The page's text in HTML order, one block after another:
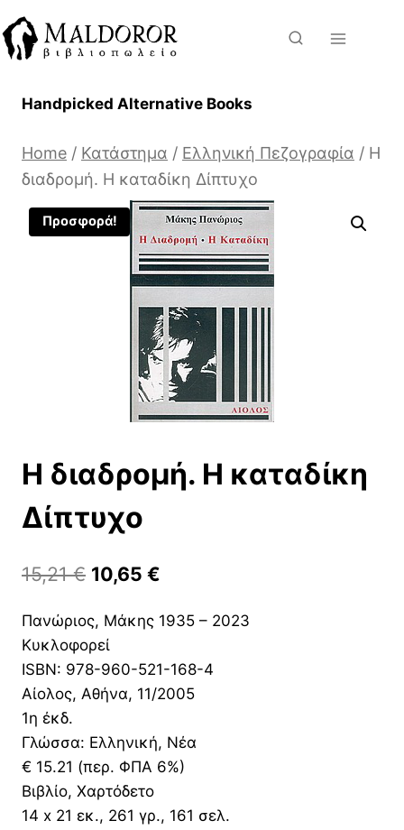
to
content
Handpicked Alternative Books
Home / Κατάστημα / Ελληνική Πεζογραφία / Η
διαδρομή. Η καταδίκη Δίπτυχο
Προσφορά!
Η διαδρομή. Η καταδίκη
Δίπτυχο
15,21€ Original
was:
15,21 €.
10,65 €
τιμή
είναι:
10,65 €.
Πανώριος, Μάκης 1935 – 2023
Κυκλοφορεί
ISBN: 978-960-521-168-4
Αίολος, Αθήνα, 11/2005
1η έκδ.
Γλώσσα: Ελληνική, Νέα
€ 15.21 (περ. ΦΠΑ 6%)
Βιβλίο, Χαρτόδετο
14 x 21 εκ., 261 γρ., 161 σελ.